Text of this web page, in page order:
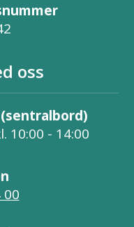
oss
10:00 - 14:00
00